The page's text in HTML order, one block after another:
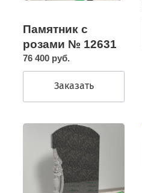
Памятник с
розами № 12631
76 400 руб.
Заказать